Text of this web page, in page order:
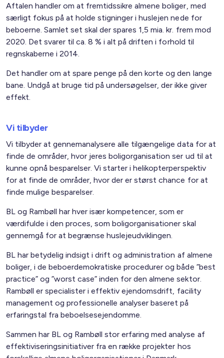
Aftalen handler om at fremtidssikre almene boliger, med
særligt fokus på at holde stigninger i huslejen nede for
beboerne. Samlet set skal der spares 1,5 mia. kr. frem mod
2020. Det svarer til ca. 8 % i alt på driften i forhold til
regnskaberne i 2014.
Det handler om at spare penge på den korte og den lange
bane. Undgå at bruge tid på undersøgelser, der ikke giver
effekt.
Vi tilbyder
Vi tilbyder at gennemanalysere alle tilgængelige data for at
finde de områder, hvor jeres boligorganisation ser ud til at
kunne opnå besparelser. Vi starter i helikopterperspektiv
for at finde de områder, hvor der er størst chance for at
finde mulige besparelser.
BL og Rambøll har hver især kompetencer, som er
værdifulde i den proces, som boligorganisationer skal
gennemgå for at begrænse huslejeudviklingen.
BL har betydelig indsigt i drift og administration af almene
boliger, i de beboerdemokratiske procedurer og både ”best
practice” og ”worst case” inden for den almene sektor.
Rambøll er specialister i effektiv ejendomsdrift, facility
management og professionelle analyser baseret på
erfaringstal fra beboelsesejendomme.
Sammen har BL og Rambøll stor erfaring med analyse af
effektiviseringsinitiativer fra en række projekter hos